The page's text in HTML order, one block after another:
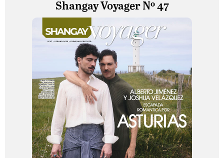
Shangay Voyager Nº 47